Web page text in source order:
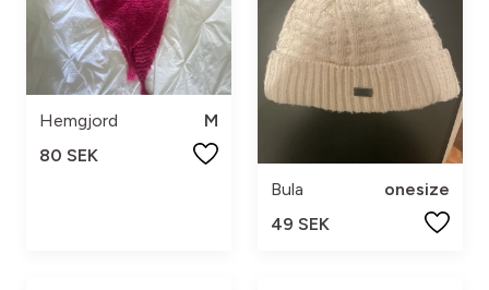
Hemgjord
M
80 SEK
Bula
onesize
49 SEK